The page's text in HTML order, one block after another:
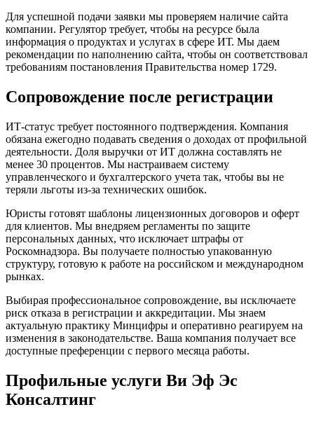
Для успешной подачи заявки мы проверяем наличие сайта
компании. Регулятор требует, чтобы на ресурсе была
информация о продуктах и услугах в сфере ИТ. Мы даем
рекомендации по наполнению сайта, чтобы он соответствовал
требованиям постановления Правительства номер 1729.
Сопровождение после регистрации
ИТ-статус требует постоянного подтверждения. Компания
обязана ежегодно подавать сведения о доходах от профильной
деятельности. Доля выручки от ИТ должна составлять не
менее 30 процентов. Мы настраиваем систему
управленческого и бухгалтерского учета так, чтобы вы не
теряли льготы из-за технических ошибок.
Юристы готовят шаблоны лицензионных договоров и оферт
для клиентов. Мы внедряем регламенты по защите
персональных данных, что исключает штрафы от
Роскомнадзора. Вы получаете полностью упакованную
структуру, готовую к работе на российском и международном
рынках.
Выбирая профессиональное сопровождение, вы исключаете
риск отказа в регистрации и аккредитации. Мы знаем
актуальную практику Минцифры и оперативно реагируем на
изменения в законодательстве. Ваша компания получает все
доступные преференции с первого месяца работы.
Профильные услуги Ви Эф Эс
Консалтинг